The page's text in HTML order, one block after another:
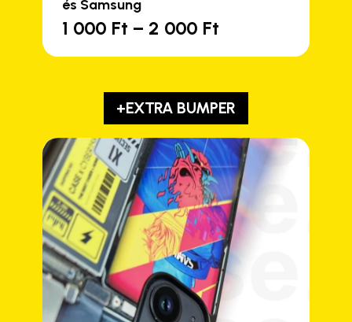
és Samsung
1 000 Ft – 2 000 FtÁrtartomány:
000 Ft
2
000 Ft
Ennek
variációja
van.
A
változatok
a
termékoldalon
választhatók
ki
+EXTRA BUMPER